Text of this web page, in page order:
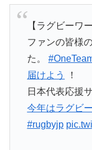
【ラグビーワ
ファンの皆様
た。
届けよう
！
日本代表応援
今年はラグビ
#rugbyjp